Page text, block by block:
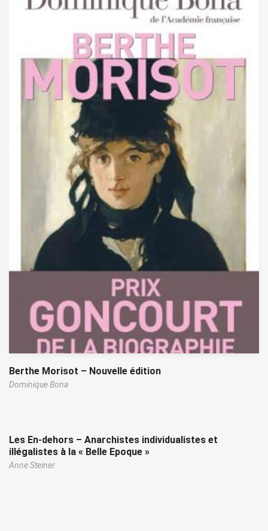
Berthe Morisot – Nouvelle édition
Dominique Bona
Les En-dehors – Anarchistes individualistes et
illégalistes à la « Belle Epoque »
Anne Steiner